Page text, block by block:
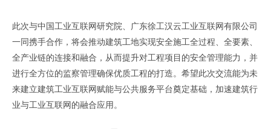
此次与中国工业互联网研究院、广东徐工汉云工业互联网有限公司
一同携手合作，将会推动建筑工地实现安全施工全过程、全要素、
全产业链的连接和融合，从而提升对工程项目的安全管理能力，并
进行全方位的监察管理确保优质工程的打造。希望此次交流能为未
来建立建筑工业互联网赋能与公共服务平台奠定基础，加速建筑行
业与工业互联网的融合应用。